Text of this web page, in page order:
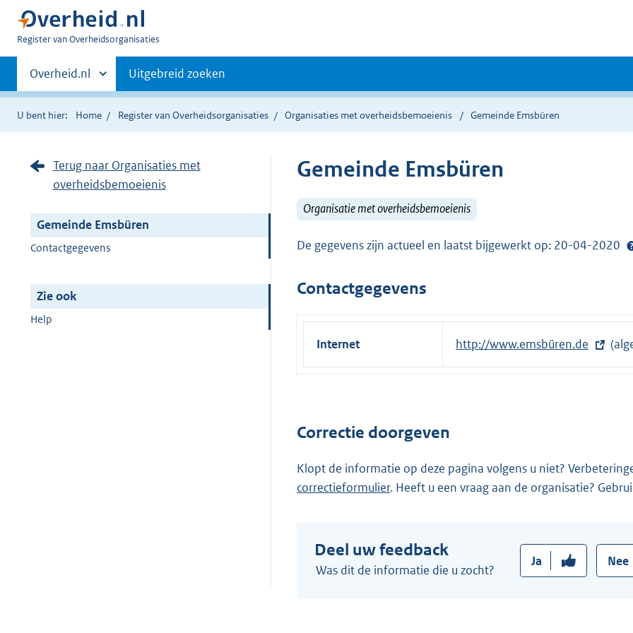
U
Register van Overheidsorganisaties
Primaire
navigatie
Andere
sites
binnen
Overheid.nl Uitgebreid zoeken
U bent hier: Home Register van Overheidsorganisaties Organisaties met overheidsbemoeienis Gemeinde Emsbüren
Terug naar Organisaties met
overheidsbemoeienis
Gemeinde Emsbüren
Contactgegevens
Zie ook
Help
Gemeinde Emsbüren
Organisatie met overheidsbemoeienis
De gegevens zijn actueel en laatst bijgewerkt op: 20-04-2020
Contactgegevens
Internet
E
x
l
i
http://www.emsbüren.de
Correctie doorgeven
Klopt de informatie op deze pagina volgens u niet?
correctieformulier. Heeft u een vraag aan de organisatie?
Deel uw feedback
Was dit de informatie die u zocht?
Ja Nee